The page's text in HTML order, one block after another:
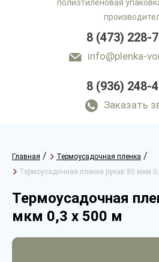
полиэтиленовая
8 (473) 228-
info@plenka-
8 (936) 248-
Заказать
Главная / Термоусадочная пленка /
Термоусадочная пленка рукав 80 мкм
Термоусадочная
мкм 0,3 х 500 м